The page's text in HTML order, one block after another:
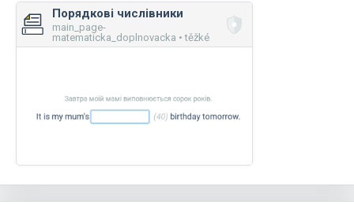
Порядкові числівники
main_page-
matematicka_doplnovacka • těžké